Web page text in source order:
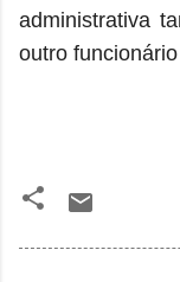
administrativa
outro